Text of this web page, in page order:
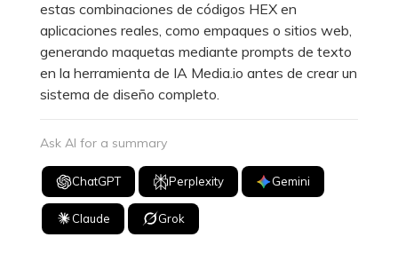
estas combinaciones de códigos HEX en
aplicaciones reales, como empaques o sitios web,
generando maquetas mediante prompts de texto
en la herramienta de IA Media.io antes de crear un
sistema de diseño completo.
Ask AI for a summary
ChatGPT Perplexity Gemini
Claude Grok